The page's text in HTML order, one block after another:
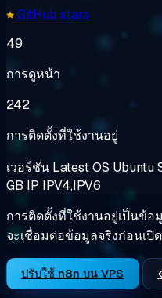
GitHub stars
49
การดูหน้า
242
การติดตั้งที่ใช้งานอยู่
เวอร์ชัน LatestOS Ubuntu
GB IP IPV4,IPV6
การติดตั้งที่ใช้งานอยู่เป็นข้อ
จะเชื่อมต่อข้อมูลจริงก่อนเปิ
ปรับใช้ n8n บน VPS